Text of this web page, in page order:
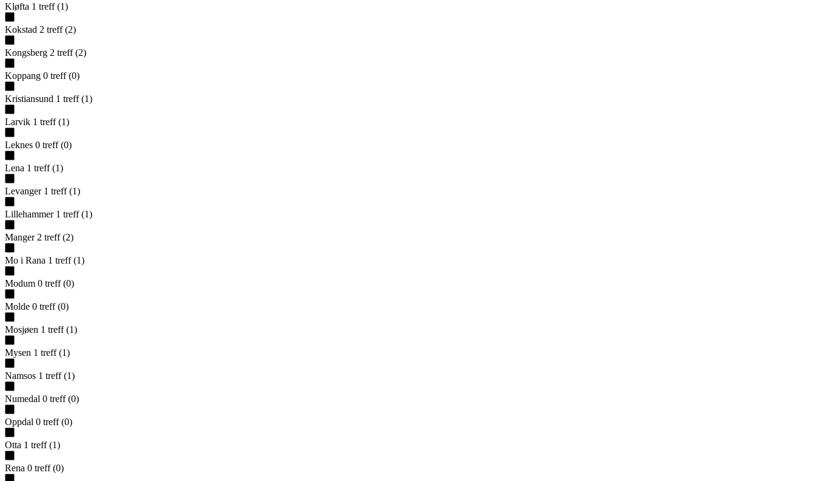
Kløfta 1 treff (1)
Kokstad 2 treff (2)
Kongsberg 2 treff (2)
Koppang 0 treff (0)
Kristiansund 1 treff (1)
Larvik 1 treff (1)
Leknes 0 treff (0)
Lena 1 treff (1)
Levanger 1 treff (1)
Lillehammer 1 treff (1)
Manger 2 treff (2)
Mo i Rana 1 treff (1)
Modum 0 treff (0)
Molde 0 treff (0)
Mosjøen 1 treff (1)
Mysen 1 treff (1)
Namsos 1 treff (1)
Numedal 0 treff (0)
Oppdal 0 treff (0)
Otta 1 treff (1)
Rena 0 treff (0)